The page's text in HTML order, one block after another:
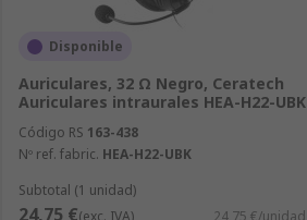
Disponible
Auriculares, 32 Ω Negro, Ceratech
Auriculares intraurales HEA-H22-UBK
Código RS 163-438
Nº ref. fabric. HEA-H22-UBK
Subtotal (1 unidad)
24,75 €(exc. IVA) 24,75 €/unidad